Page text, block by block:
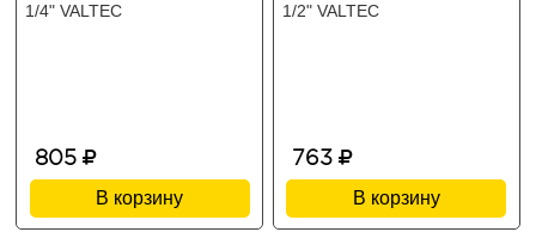
1/4" VALTEC
805
В корзину
1/2" VALTEC
763
В корзину